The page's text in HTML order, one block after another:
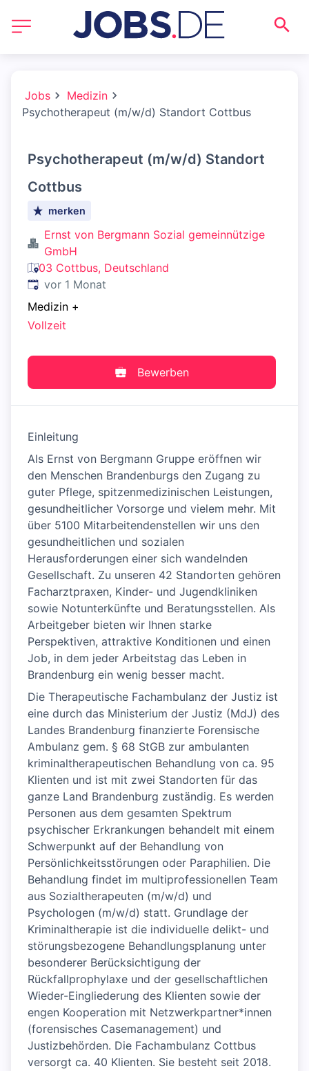
Jobs
Medizin
Psychotherapeut (m/w/d) Standort Cottbus
Psychotherapeut (m/w/d) Standort
Cottbus
merken
Ernst von Bergmann Sozial gemeinnützige
GmbH
03 Cottbus, Deutschland
Veröffentlicht:
vor 1 Monat
Medizin +
Vollzeit
Bewerben
Einleitung
Als Ernst von Bergmann Gruppe eröffnen wir
den Menschen Brandenburgs den Zugang zu
guter Pflege, spitzenmedizinischen Leistungen,
gesundheitlicher Vorsorge und vielem mehr. Mit
über 5100 Mitarbeitendenstellen wir uns den
gesundheitlichen und sozialen
Herausforderungen einer sich wandelnden
Gesellschaft. Zu unseren 42 Standorten gehören
Facharztpraxen, Kinder- und Jugendkliniken
sowie Notunterkünfte und Beratungsstellen. Als
Arbeitgeber bieten wir Ihnen starke
Perspektiven, attraktive Konditionen und einen
Job, in dem jeder Arbeitstag das Leben in
Brandenburg ein wenig besser macht.
Die Therapeutische Fachambulanz der Justiz ist
eine durch das Ministerium der Justiz (MdJ) des
Landes Brandenburg finanzierte Forensische
Ambulanz gem. § 68 StGB zur ambulanten
kriminaltherapeutischen Behandlung von ca. 95
Klienten und ist mit zwei Standorten für das
ganze Land Brandenburg zuständig. Es werden
Personen aus dem gesamten Spektrum
psychischer Erkrankungen behandelt mit einem
Schwerpunkt auf der Behandlung von
Persönlichkeitsstörungen oder Paraphilien. Die
Behandlung findet im multiprofessionellen Team
aus Sozialtherapeuten (m/w/d) und
Psychologen (m/w/d) statt. Grundlage der
Kriminaltherapie ist die individuelle delikt- und
störungsbezogene Behandlungsplanung unter
besonderer Berücksichtigung der
Rückfallprophylaxe und der gesellschaftlichen
Wieder-Eingliederung des Klienten sowie der
engen Kooperation mit Netzwerkpartner*innen
(forensisches Casemanagement) und
Justizbehörden. Die Fachambulanz Cottbus
versorgt ca. 40 Klienten. Sie besteht seit 2018.